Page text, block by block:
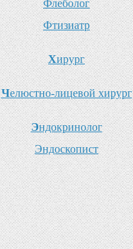
Флеболог
Фтизиатр
Хирург
Челюстно-лицевой хирург
Эндокринолог
Эндоскопист